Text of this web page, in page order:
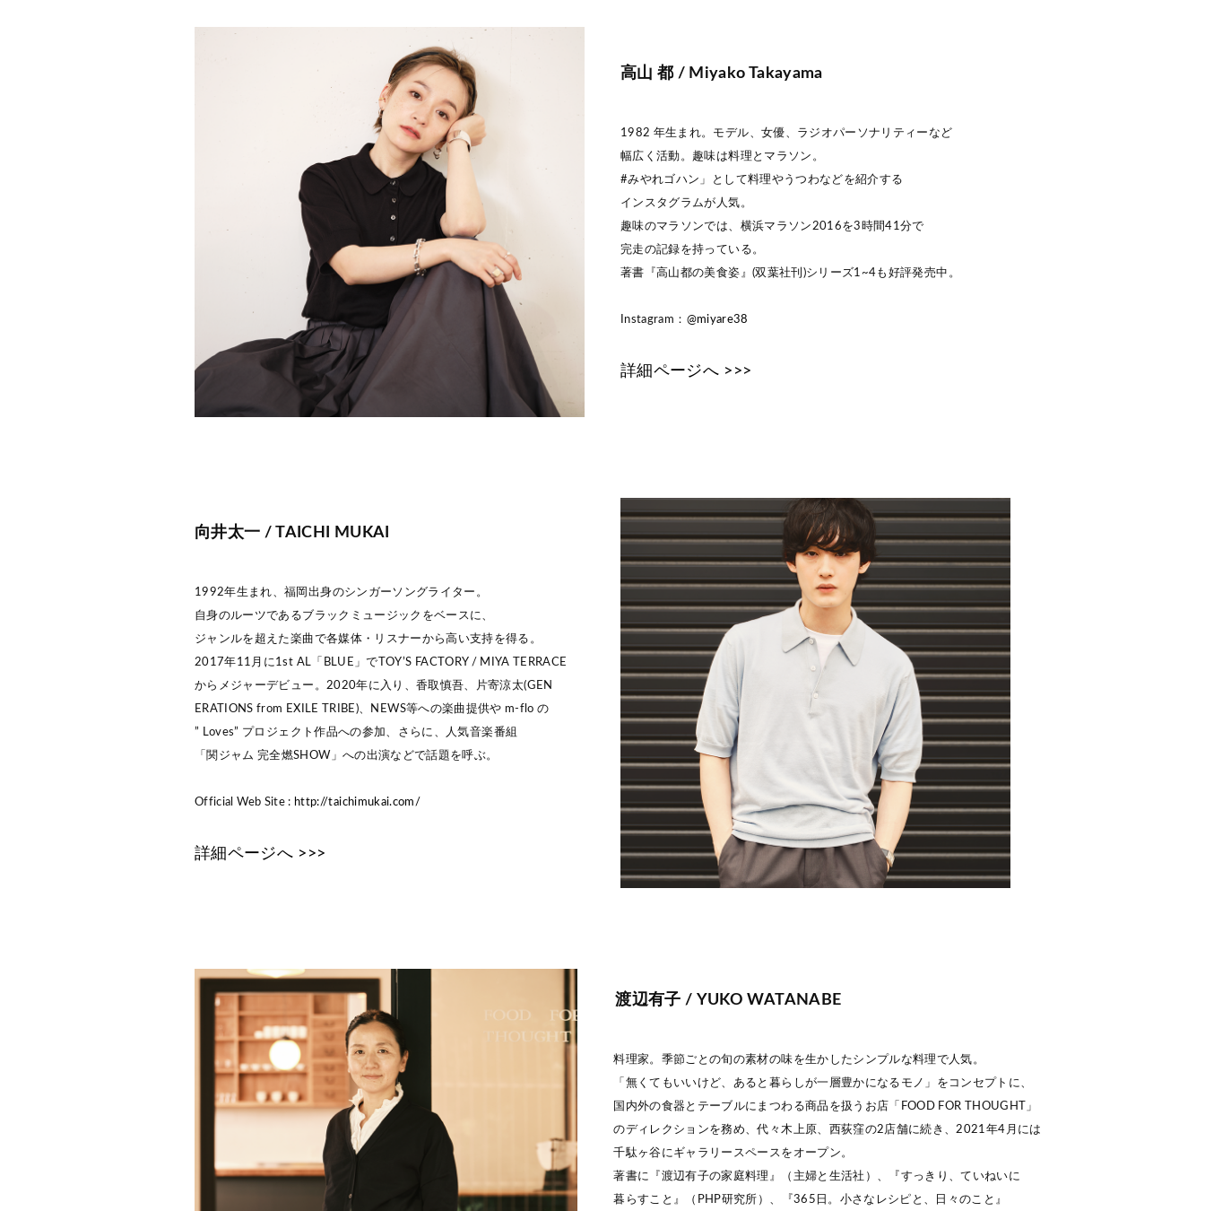
高山 都 / Miyako Takayama
1982 年生まれ。モデル、女優、ラジオパーソナリティーなど
幅広く活動。趣味は料理とマラソン。
#みやれゴハン」として料理やうつわなどを紹介する
インスタグラムが人気。
趣味のマラソンでは、横浜マラソン2016を3時間41分で
完走の記録を持っている。
著書『高山都の美食姿』(双葉社刊)シリーズ1~4も好評発売中。
Instagram： @miyare38
詳細ページへ >>>
向井太一 / TAICHI MUKAI
1992年生まれ、福岡出身のシンガーソングライター。
自身のルーツであるブラックミュージックをベースに、
ジャンルを超えた楽曲で各媒体・リスナーから高い支持を得る。
2017年11月に1st AL「BLUE」でTOYʼS FACTORY / MIYA TERRACE
からメジャーデビュー。2020年に入り、香取慎吾、片寄涼太(GEN
ERATIONS from EXILE TRIBE)、NEWS等への楽曲提供や m-flo の
” Loves” プロジェクト作品への参加、さらに、人気音楽番組
「関ジャム 完全燃SHOW」への出演などで話題を呼ぶ。
Official Web Site : http://taichimukai.com/
詳細ページへ >>>
渡辺有子 / YUKO WATANABE
料理家。季節ごとの旬の素材の味を生かしたシンプルな料理で人気。
「無くてもいいけど、あると暮らしが一層豊かになるモノ」をコンセプトに、
国内外の食器とテーブルにまつわる商品を扱うお店「FOOD FOR THOUGHT」
のディレクションを務め、代々木上原、西荻窪の2店舗に続き、2021年4月には
千駄ヶ谷にギャラリースペースをオープン。
著書に『渡辺有子の家庭料理』（主婦と生活社）、『すっきり、ていねいに
暮らすこと』（PHP研究所）、『365日。小さなレシピと、日々のこと』